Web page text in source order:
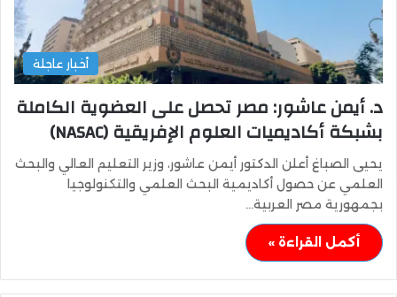
أخبار عاجلة
د. أيمن عاشور: مصر تحصل على العضوية الكاملة
بشبكة أكاديميات العلوم الإفريقية (NASAC)
يحيى الصباغ أعلن الدكتور أيمن عاشور، وزير التعليم العالي والبحث
العلمي عن حصول أكاديمية البحث العلمي والتكنولوجيا
بجمهورية مصر العربية…
أكمل القراءة »